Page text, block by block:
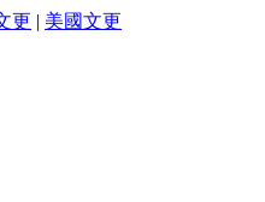
更 | 美國文更